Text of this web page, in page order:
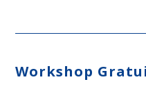
Workshop